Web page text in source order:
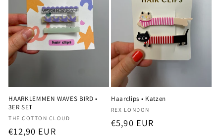
HAARKLEMMEN WAVES BIRD •
3ER SET
Anbieter:
THE COTTON CLOUD
Normaler
€12,90 EUR
Haarclips • Katzen
Anbieter:
REX LONDON
Normaler
€5,90 EUR